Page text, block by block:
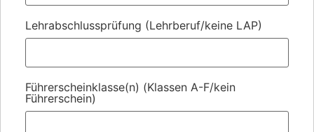
Lehrabschlussprüfung (Lehrberuf/keine LAP)
Führerscheinklasse(n) (Klassen A-F/kein
Führerschein)